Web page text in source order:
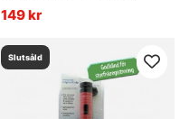
149 kr
Slutsåld